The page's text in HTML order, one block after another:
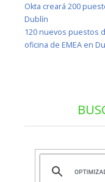
Okta creará 200
Dublín
120 nuevos puestos
oficina de EMEA en